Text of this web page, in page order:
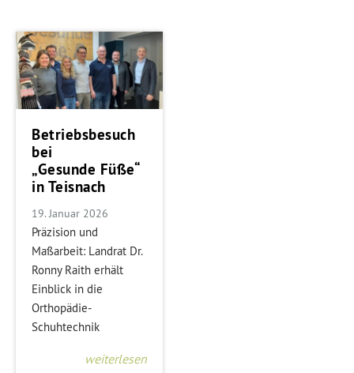
Betriebsbesuch
bei
„Gesunde Füße“
in Teisnach
19. Januar 2026
Präzision und
Maßarbeit: Landrat Dr.
Ronny Raith erhält
Einblick in die
Orthopädie-
Schuhtechnik
weiterlesen